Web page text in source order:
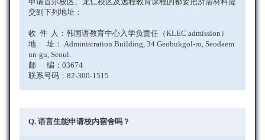
申请首尔校区、龙仁校区及远程教育课程的都要把所需材料提
交到下列地址：
收 件 人：韩国语教育中心入学负责任（KLEC admission）
地 址： Administration Building, 34 Geobukgol-ro, Seodaem
un-gu, Seoul.
邮 编：03674
联系号码：82-300-1515
Q. 语言生能申请校内宿舍吗？